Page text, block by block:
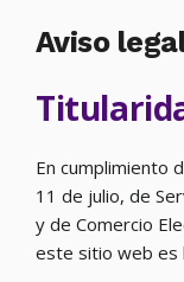
Aviso
En cumplimiento
11 de julio, de
y de Comercio
este sitio web es